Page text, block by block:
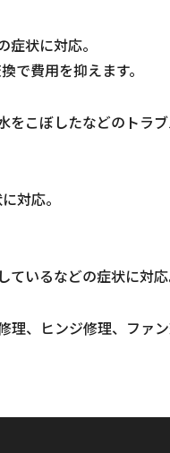
状に対応。
で費用を抑えます。
こぼしたなどのトラブ
対応。
いるなどの症状に対応
、ヒンジ修理、ファ